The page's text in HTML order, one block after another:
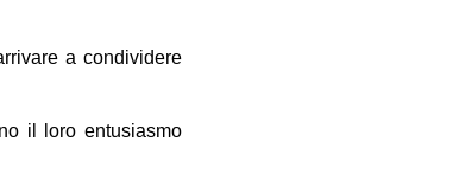
a condividere
il loro entusiasmo